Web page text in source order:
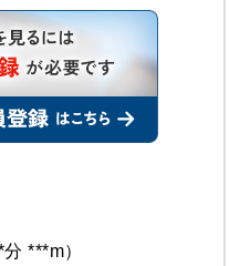
分 ***m）